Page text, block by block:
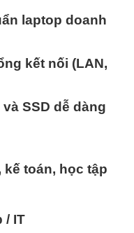
laptop doanh
kết nối (LAN,
SSD dễ dàng
kế toán, học tập
/ IT